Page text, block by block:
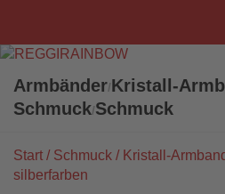
Armbänder/Kristall-
Schmuck/Schmuck
Start / Schmuck / Kristall-
silberfarben